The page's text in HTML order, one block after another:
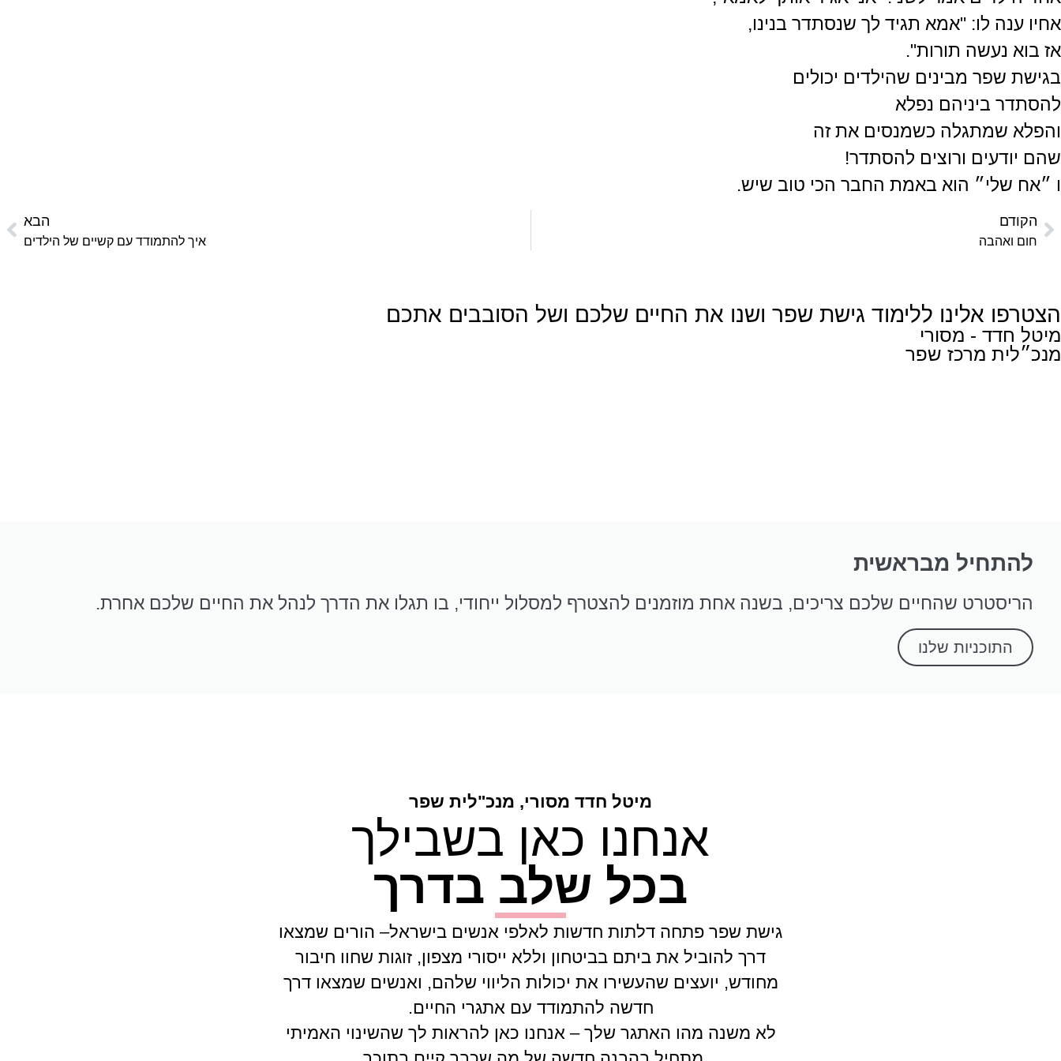
אחיו ענה לו: "אמא תגיד לך שנסתדר בנינו,
אז בוא נעשה תורות".
בגישת שפר מבינים שהילדים יכולים
להסתדר ביניהם נפלא
והפלא שמתגלה כשמנסים את זה
שהם יודעים ורוצים להסתדר!
ו ״אח שלי״ הוא באמת החבר הכי טוב שיש.
הקודם
חום ואהבה
הבא
איך להתמודד עם קשיים של הילדים
הצטרפו אלינו ללימוד גישת שפר ושנו את החיים שלכם ושל הסובבים אתכם
מיטל חדד - מסורי
מנכ״לית מרכז שפר
להתחיל מבראשית
הריסטרט שהחיים שלכם צריכים, בשנה אחת מוזמנים להצטרף למסלול ייחודי, בו תגלו את הדרך לנהל את החיים שלכם אחרת.
התוכניות שלנו
מיטל חדד מסורי, מנכ"לית שפר
אנחנו כאן בשבילך
בכל שלב בדרך
גישת שפר פתחה דלתות חדשות לאלפי אנשים בישראל– הורים שמצאו
דרך להוביל את ביתם בביטחון וללא ייסורי מצפון, זוגות שחוו חיבור
מחודש, יועצים שהעשירו את יכולות הליווי שלהם, ואנשים שמצאו דרך
חדשה להתמודד עם אתגרי החיים.
לא משנה מהו האתגר שלך – אנחנו כאן להראות לך שהשינוי האמיתי